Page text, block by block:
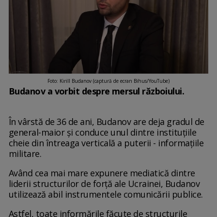
Foto: Kirill Budanov (captură de ecran Bihus/YouTube)
Budanov a vorbit despre mersul războiului.
În vârstă de 36 de ani, Budanov are deja gradul de
general-maior și conduce unul dintre instituțiile
cheie din întreaga verticală a puterii - informațiile
militare.
Având cea mai mare expunere mediatică dintre
liderii structurilor de forță ale Ucrainei, Budanov
utilizează abil instrumentele comunicării publice.
Astfel, toate informările făcute de structurile